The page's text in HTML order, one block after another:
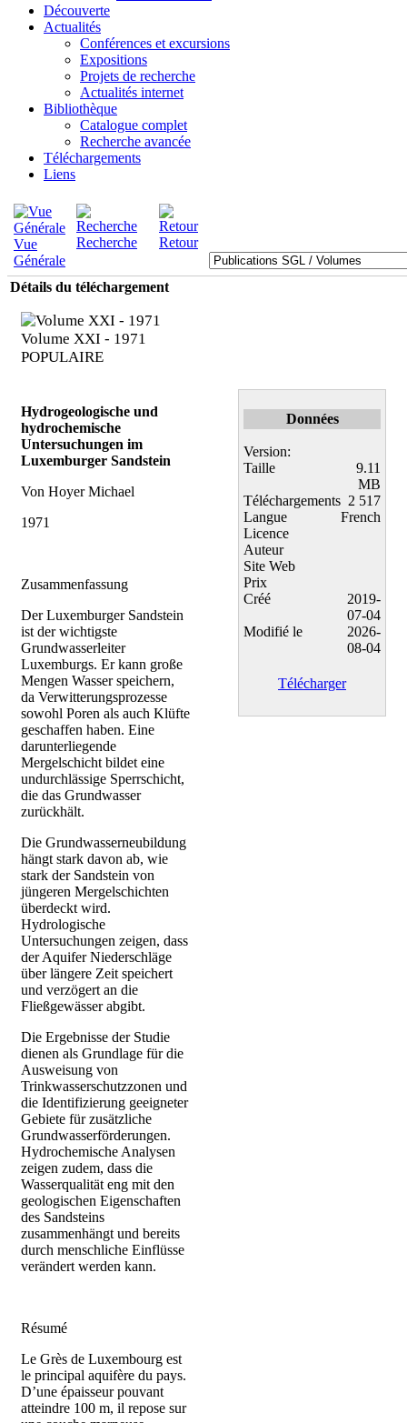
Découverte
Actualités
Conférences et excursions
Expositions
Projets de recherche
Actualités internet
Bibliothèque
Catalogue complet
Recherche avancée
Téléchargements
Liens
Vue
Générale
Recherche Retour
Détails du téléchargement
Volume XXI - 1971
POPULAIRE
Hydrogeologische und
hydrochemische
Untersuchungen im
Luxemburger Sandstein
Von Hoyer Michael
1971
Zusammenfassung
Der Luxemburger Sandstein
ist der wichtigste
Grundwasserleiter
Luxemburgs. Er kann große
Mengen Wasser speichern,
da Verwitterungsprozesse
sowohl Poren als auch Klüfte
geschaffen haben. Eine
darunterliegende
Mergelschicht bildet eine
undurchlässige Sperrschicht,
die das Grundwasser
zurückhält.
Die Grundwasserneubildung
hängt stark davon ab, wie
stark der Sandstein von
jüngeren Mergelschichten
überdeckt wird.
Hydrologische
Untersuchungen zeigen, dass
der Aquifer Niederschläge
über längere Zeit speichert
und verzögert an die
Fließgewässer abgibt.
Die Ergebnisse der Studie
dienen als Grundlage für die
Ausweisung von
Trinkwasserschutzzonen und
die Identifizierung geeigneter
Gebiete für zusätzliche
Grundwasserförderungen.
Hydrochemische Analysen
zeigen zudem, dass die
Wasserqualität eng mit den
geologischen Eigenschaften
des Sandsteins
zusammenhängt und bereits
durch menschliche Einflüsse
verändert werden kann.
Résumé
Le Grès de Luxembourg est
le principal aquifère du pays.
D’une épaisseur pouvant
atteindre 100 m, il repose sur
Données
Version:
Taille
9.11
MB
Téléchargements 2 517
Langue
French
Licence
Auteur
Site Web
Prix
Créé
2019-
07-04
Modifié le
2026-
08-04
Télécharger